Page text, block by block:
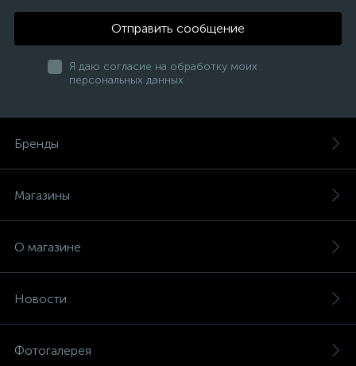
Отправить сообщение
Я даю согласие на обработку моих
персональных данных
Бренды
Магазины
О магазине
Новости
Фотогалерея